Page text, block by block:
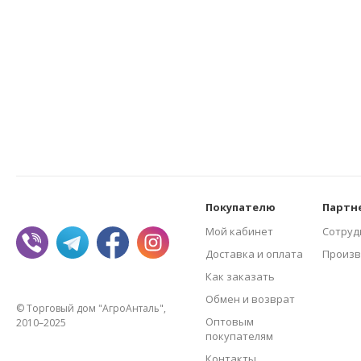
© Торговый дом "АгроАнталь",
2010–2025
Покупателю
Мой кабинет
Доставка и оплата
Как заказать
Обмен и возврат
Оптовым
покупателям